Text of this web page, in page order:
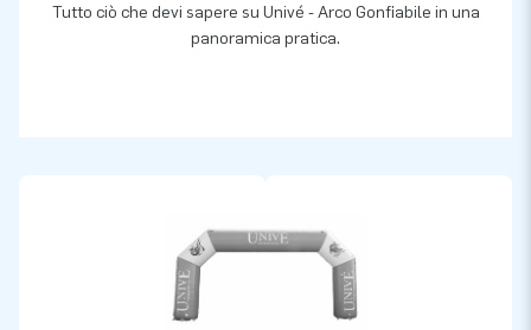
Tutto ciò che devi sapere su Univé - Arco Gonfiabile in una
panoramica pratica.